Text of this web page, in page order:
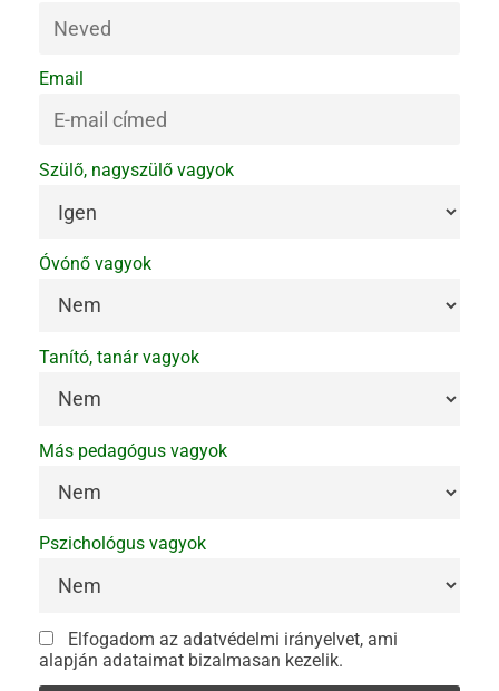
Email
Szülő, nagyszülő vagyok
Óvónő vagyok
Tanító, tanár vagyok
Más pedagógus vagyok
Pszichológus vagyok
Elfogadom az adatvédelmi irányelvet, ami
alapján adataimat bizalmasan kezelik.